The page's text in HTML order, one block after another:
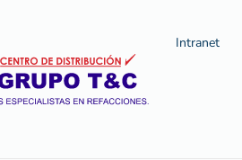
Intranet